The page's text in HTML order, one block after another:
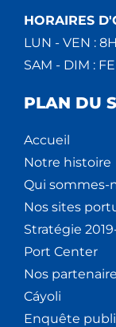
HORAIRES
LUN - VEN :
SAM - DIM :
PLAN DU
Accueil
Notre histoire
Qui sommes-
Nos sites
Stratégie
Port Center
Nos
Cáyoli
Enquête